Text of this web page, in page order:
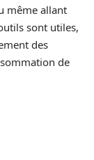
même allant
sont utiles,
des
de